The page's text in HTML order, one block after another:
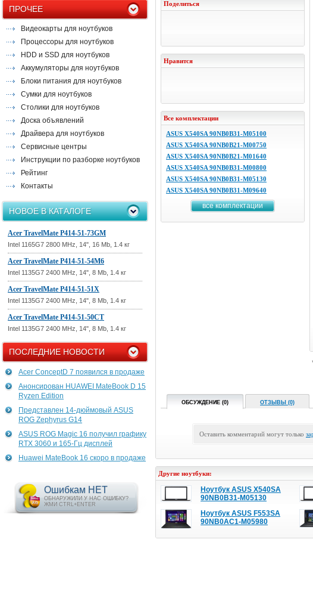
ПРОЧЕЕ
Видеокарты для ноутбуков
Процессоры для ноутбуков
HDD и SSD для ноутбуков
Аккумуляторы для ноутбуков
Блоки питания для ноутбуков
Сумки для ноутбуков
Столики для ноутбуков
Доска объявлений
Драйвера для ноутбуков
Сервисные центры
Инструкции по разборке ноутбуков
Рейтинг
Контакты
НОВОЕ В КАТАЛОГЕ
Acer TravelMate P414-51-73GM
Intel 1165G7 2800 MHz, 14", 16 Mb, 1.4 кг
Acer TravelMate P414-51-54M6
Intel 1135G7 2400 MHz, 14", 8 Mb, 1.4 кг
Acer TravelMate P414-51-51X
Intel 1135G7 2400 MHz, 14", 8 Mb, 1.4 кг
Acer TravelMate P414-51-50CT
Intel 1135G7 2400 MHz, 14", 8 Mb, 1.4 кг
ПОСЛЕДНИЕ НОВОСТИ
Acer ConceptD 7 появился в продаже
Анонсирован HUAWEI MateBook D 15
Ryzen Edition
Представлен 14-дюймовый ASUS
ROG Zephyrus G14
ASUS ROG Magic 16 получил графику
RTX 3060 и 165-Гц дисплей
Huawei MateBook 16 скоро в продаже
Ошибкам НЕТ
ОБНАРУЖИЛИ У НАС ОШИБКУ?
ЖМИ CTRL+ENTER
Поделиться
Нравится
Все комплектации
ASUS X540SA 90NB0B31-M05100
ASUS X540SA 90NB0B21-M00750
ASUS X540SA 90NB0B21-M01640
ASUS X540SA 90NB0B31-M00800
ASUS X540SA 90NB0B31-M05130
ASUS X540SA 90NB0B31-M09640
все комплектации
ОБСУЖДЕНИЕ (0) ОТЗЫВЫ (0)
Оставить комментарий могут только
Другие ноутбуки:
Ноутбук ASUS X540SA
90NB0B31-M05130
Ноутбук ASUS F553SA
90NB0AC1-M05980